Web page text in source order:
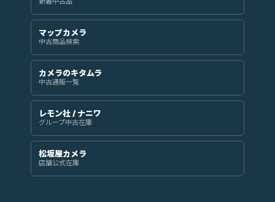
マップカメラ
中古商品検索
カメラのキタムラ
中古通販一覧
レモン社 / ナニワ
グループ中古在庫
松坂屋カメラ
店舗公式在庫